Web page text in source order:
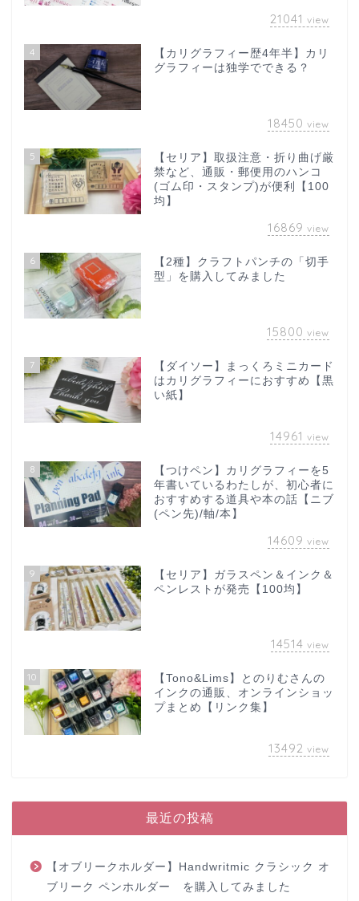
21041 view
4
【カリグラフィー歴4年半】カリ
グラフィーは独学でできる？
18450 view
5
【セリア】取扱注意・折り曲げ厳
禁など、通販・郵便用のハンコ
(ゴム印・スタンプ)が便利【100
均】
16869 view
6
【2種】クラフトパンチの「切手
型」を購入してみました
15800 view
7
【ダイソー】まっくろミニカード
はカリグラフィーにおすすめ【黒
い紙】
14961 view
8
【つけペン】カリグラフィーを5
年書いているわたしが、初心者に
おすすめする道具や本の話【ニブ
(ペン先)/軸/本】
14609 view
9
【セリア】ガラスペン＆インク＆
ペンレストが発売【100均】
14514 view
10
【Tono&Lims】とのりむさんの
インクの通販、オンラインショッ
プまとめ【リンク集】
13492 view
最近の投稿
【オブリークホルダー】Handwritmic クラシック オ
ブリーク ペンホルダー を購入してみました